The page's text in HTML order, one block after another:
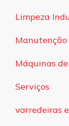
Limpeza
Máquinas
Serviços
varredeiras